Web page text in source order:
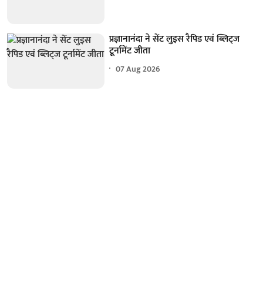
प्रज्ञानानंदा ने सेंट लुइस रैपिड एवं ब्लिट्ज
टूर्नामेंट जीता
07 Aug 2026